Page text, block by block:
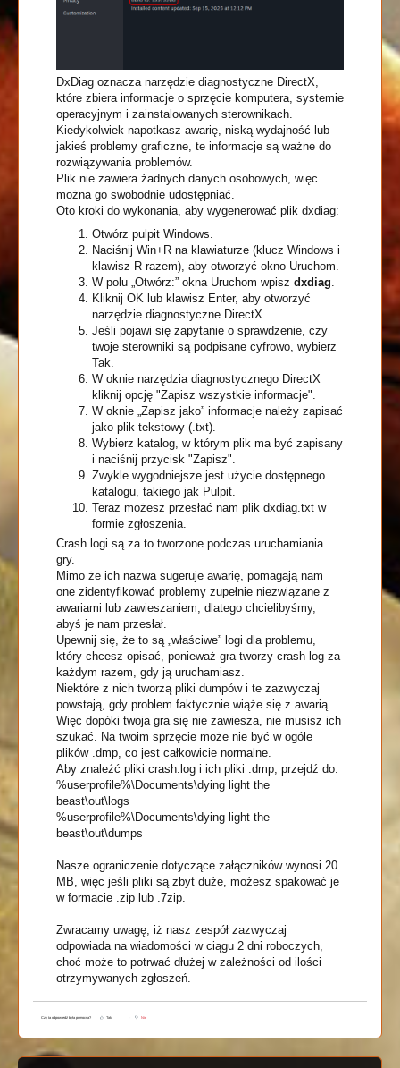
DxDiag oznacza narzędzie diagnostyczne DirectX,
które zbiera informacje o sprzęcie komputera, systemie
operacyjnym i zainstalowanych sterownikach.
Kiedykolwiek napotkasz awarię, niską wydajność lub
jakieś problemy graficzne, te informacje są ważne do
rozwiązywania problemów.
Plik nie zawiera żadnych danych osobowych, więc
można go swobodnie udostępniać.
Oto kroki do wykonania, aby wygenerować plik dxdiag:
Otwórz pulpit Windows.
Naciśnij Win+R na klawiaturze (klucz Windows i
klawisz R razem), aby otworzyć okno Uruchom.
W polu „Otwórz:” okna Uruchom wpisz dxdiag
Kliknij OK lub klawisz Enter, aby otworzyć
narzędzie diagnostyczne DirectX.
Jeśli pojawi się zapytanie o sprawdzenie, czy
twoje sterowniki są podpisane cyfrowo, wybierz
Tak.
W oknie narzędzia diagnostycznego DirectX
kliknij opcję "Zapisz wszystkie informacje".
W oknie „Zapisz jako” informacje należy zapisać
jako plik tekstowy (.txt).
Wybierz katalog, w którym plik ma być zapisany
i naciśnij przycisk "Zapisz".
Zwykle wygodniejsze jest użycie dostępnego
katalogu, takiego jak Pulpit.
Teraz możesz przesłać nam plik dxdiag.txt w
formie zgłoszenia.
Crash logi są za to tworzone podczas uruchamiania
gry.
Mimo że ich nazwa sugeruje awarię, pomagają nam
one zidentyfikować problemy zupełnie niezwiązane z
awariami lub zawieszaniem, dlatego chcielibyśmy,
abyś je nam przesłał.
Upewnij się, że to są „właściwe” logi dla problemu,
który chcesz opisać, ponieważ gra tworzy crash log za
każdym razem, gdy ją uruchamiasz.
Niektóre z nich tworzą pliki dumpów i te zazwyczaj
powstają, gdy problem faktycznie wiąże się z awarią.
Więc dopóki twoja gra się nie zawiesza, nie musisz ich
szukać. Na twoim sprzęcie może nie być w ogóle
plików .dmp, co jest całkowicie normalne.
Aby znaleźć pliki crash.log i ich pliki .dmp, przejdź do:
%userprofile%\Documents\dying light the
beast\out\logs
%userprofile%\Documents\dying light the
beast\out\dumps
Nasze ograniczenie dotyczące załączników wynosi 20
MB, więc jeśli pliki są zbyt duże, możesz spakować je
w formacie .zip lub .7zip.
Zwracamy uwagę, iż nasz zespół zazwyczaj
odpowiada na wiadomości w ciągu 2 dni roboczych,
choć może to potrwać dłużej w zależności od ilości
otrzymywanych zgłoszeń.
Czy ta odpowiedź była pomocna? Tak Nie